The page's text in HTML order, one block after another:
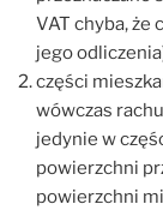
VAT chyba, że
jego
części
wówczas
jedynie w
powierzchni
powierzchni